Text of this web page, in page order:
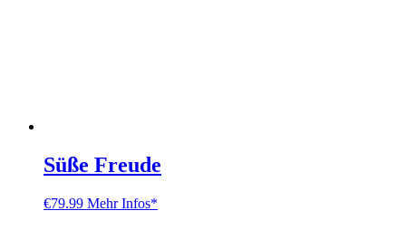
Süße Freude
€79.99 Mehr Infos*